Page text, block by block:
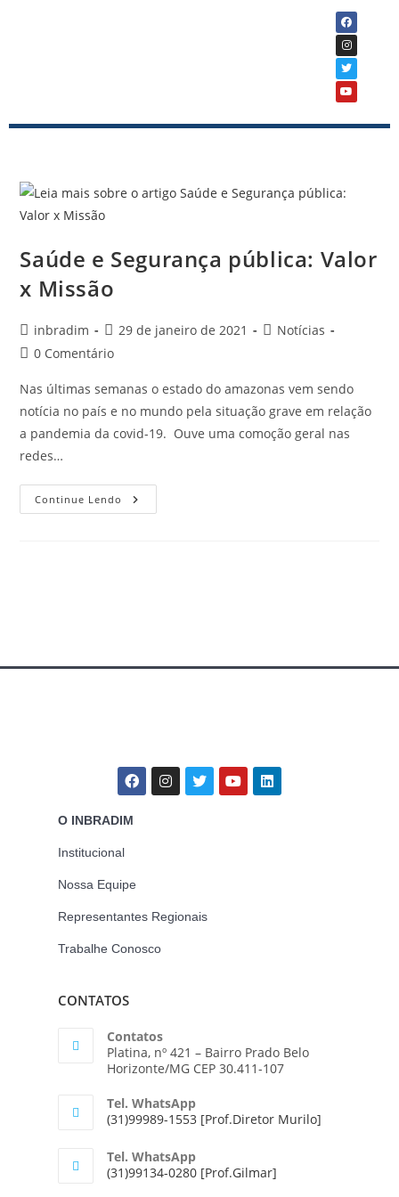
Saúde e Segurança pública: Valor
x Missão
inbradim 29 de janeiro de 2021
Notícias
0 Comentário
Nas últimas semanas o estado do amazonas vem sendo
notícia no país e no mundo pela situação grave em relação
a pandemia da covid-19. Ouve uma comoção geral nas
redes…
Continue Lendo
O INBRADIM
Institucional
Nossa Equipe
Representantes Regionais
Trabalhe Conosco
CONTATOS
Contatos
Platina, nº 421 – Bairro Prado Belo
Horizonte/MG CEP 30.411-107
Tel. WhatsApp
(31)99989-1553 [Prof.Diretor Murilo]
Tel. WhatsApp
(31)99134-0280 [Prof.Gilmar]